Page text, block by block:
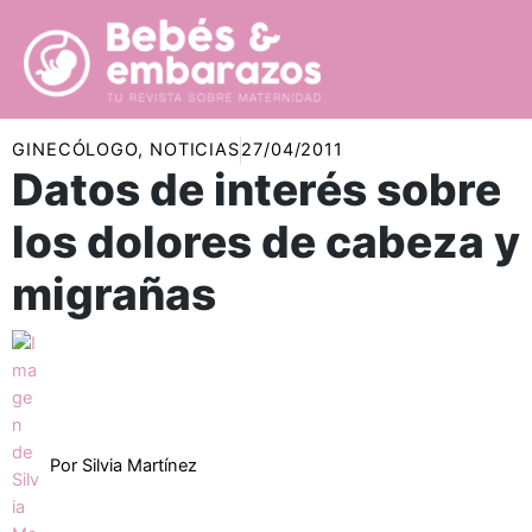
contenido
GINECÓLOGO, NOTICIAS27/04/2011
Datos de interés sobre
los dolores de cabeza y
migrañas
Por Silvia Martínez